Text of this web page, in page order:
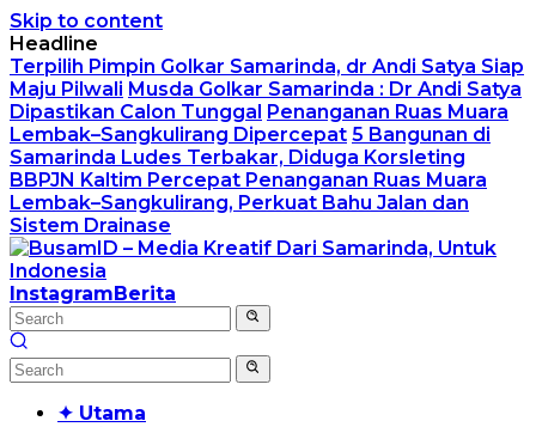
Skip to content
Headline
Terpilih Pimpin Golkar Samarinda, dr Andi Satya Siap
Maju Pilwali Musda Golkar Samarinda : Dr Andi Satya
Dipastikan Calon Tunggal Penanganan Ruas Muara
Lembak–Sangkulirang Dipercepat 5 Bangunan di
Samarinda Ludes Terbakar, Diduga Korsleting
BBPJN Kaltim Percepat Penanganan Ruas Muara
Lembak–Sangkulirang, Perkuat Bahu Jalan dan
Sistem Drainase
InstagramBerita
✦ Utama